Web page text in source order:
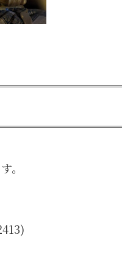
。